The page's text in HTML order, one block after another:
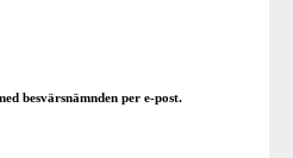
besvärsnämnden per e-post.